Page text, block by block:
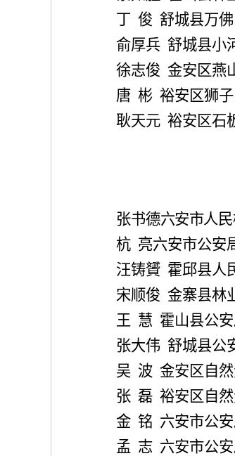
丁 俊 舒城县万
俞厚兵 舒城县小
徐志俊 金安区燕
唐 彬 裕安区狮
耿天元 裕安区石
张书德六安市人
杭 亮六安市公安
汪铸贇 霍邱县人
宋顺俊 金寨县林
王 慧 霍山县公
张大伟 舒城县公
吴 波 金安区自
张 磊 裕安区自
金 铭 六安市公
孟 志 六安市公